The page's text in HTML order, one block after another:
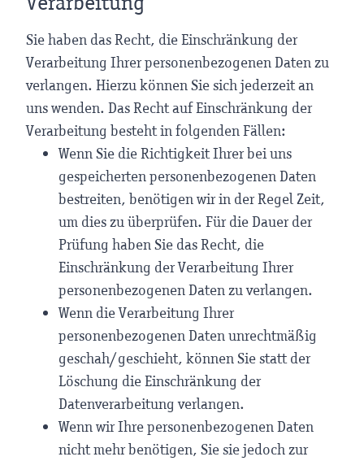
Sie haben das Recht, die Einschränkung der
Verarbeitung Ihrer personenbezogenen Daten zu
verlangen. Hierzu können Sie sich jederzeit an
uns wenden. Das Recht auf Einschränkung der
Verarbeitung besteht in folgenden Fällen:
Wenn Sie die Richtigkeit Ihrer bei uns
gespeicherten personenbezogenen Daten
bestreiten, benötigen wir in der Regel Zeit,
um dies zu überprüfen. Für die Dauer der
Prüfung haben Sie das Recht, die
Einschränkung der Verarbeitung Ihrer
personenbezogenen Daten zu verlangen.
Wenn die Verarbeitung Ihrer
personenbezogenen Daten unrechtmäßig
geschah/geschieht, können Sie statt der
Löschung die Einschränkung der
Datenverarbeitung verlangen.
Wenn wir Ihre personenbezogenen Daten
nicht mehr benötigen, Sie sie jedoch zur